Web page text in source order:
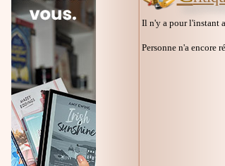
Il n'y a pour l'instant
Personne n'a encore